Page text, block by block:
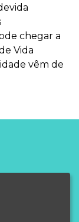
chegar a
Vida
vêm de